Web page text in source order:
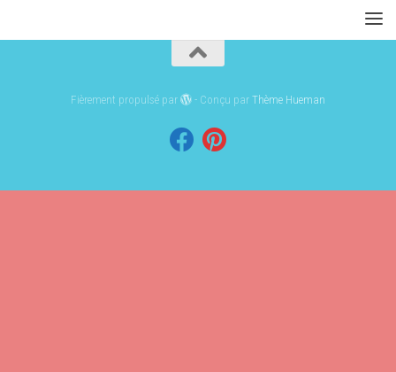
Fièrement propulsé par - Conçu parThème Hueman